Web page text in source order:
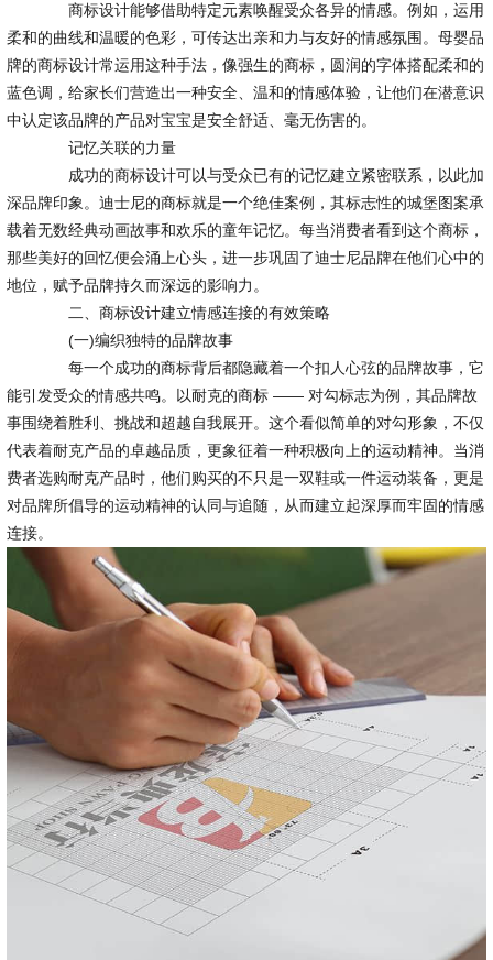
商标设计能够借助特定元素唤醒受众各异的情感。例如，运用
柔和的曲线和温暖的色彩，可传达出亲和力与友好的情感氛围。母婴品
牌的商标设计常运用这种手法，像强生的商标，圆润的字体搭配柔和的
蓝色调，给家长们营造出一种安全、温和的情感体验，让他们在潜意识
中认定该品牌的产品对宝宝是安全舒适、毫无伤害的。
记忆关联的力量
成功的商标设计可以与受众已有的记忆建立紧密联系，以此加
深品牌印象。迪士尼的商标就是一个绝佳案例，其标志性的城堡图案承
载着无数经典动画故事和欢乐的童年记忆。每当消费者看到这个商标，
那些美好的回忆便会涌上心头，进一步巩固了迪士尼品牌在他们心中的
地位，赋予品牌持久而深远的影响力。
二、商标设计建立情感连接的有效策略
(一)编织独特的品牌故事
每一个成功的商标背后都隐藏着一个扣人心弦的品牌故事，它
能引发受众的情感共鸣。以耐克的商标 —— 对勾标志为例，其品牌故
事围绕着胜利、挑战和超越自我展开。这个看似简单的对勾形象，不仅
代表着耐克产品的卓越品质，更象征着一种积极向上的运动精神。当消
费者选购耐克产品时，他们购买的不只是一双鞋或一件运动装备，更是
对品牌所倡导的运动精神的认同与追随，从而建立起深厚而牢固的情感
连接。